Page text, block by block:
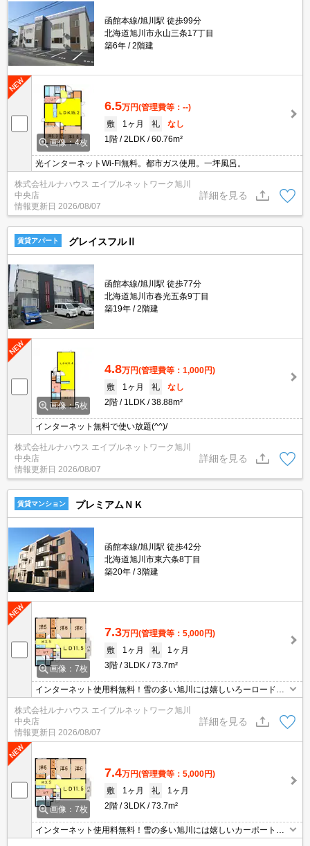
函館本線/旭川駅 徒歩99分
北海道旭川市永山三条17丁目
築6年
2階建
画像：4枚
6.5万円(管理費等：--)
敷
1ヶ月 礼
なし
1階
2LDK 60.76m²
光インターネットWi-Fi無料。都市ガス使用。一坪風呂。
株式会社ルナハウス エイブルネットワーク旭川
中央店
情報更新日 2026/08/07
詳細を見る
賃貸アパート グレイスフルⅡ
函館本線/旭川駅 徒歩77分
北海道旭川市春光五条9丁目
築19年
2階建
画像：5枚
4.8万円(管理費等：1,000円)
敷
1ヶ月 礼
なし
2階
1LDK 38.88m²
インターネット無料で使い放題(^^)/
株式会社ルナハウス エイブルネットワーク旭川
中央店
情報更新日 2026/08/07
詳細を見る
賃貸マンション プレミアムＮＫ
函館本線/旭川駅 徒歩42分
北海道旭川市東六条8丁目
築20年
3階建
画像：7枚
7.3万円(管理費等：5,000円)
敷
1ヶ月 礼
1ヶ月
3階
3LDK 73.7m²
インターネット使用料無料！雪の多い旭川には嬉しいろーロードヒ
ーティングき(^^)/
株式会社ルナハウス エイブルネットワーク旭川
中央店
情報更新日 2026/08/07
詳細を見る
画像：7枚
7.4万円(管理費等：5,000円)
敷
1ヶ月 礼
1ヶ月
2階
3LDK 73.7m²
インターネット使用料無料！雪の多い旭川には嬉しいカーポートつ
き(^^)/